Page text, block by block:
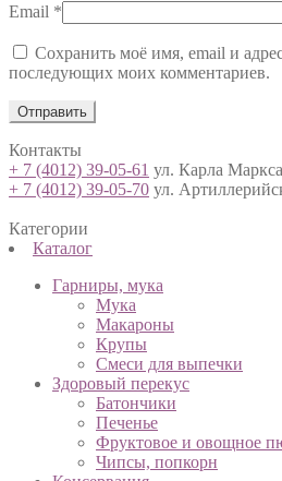
Email *
Сохранить моё имя, email и
последующих моих комментариев.
Контакты
+ 7 (4012) 39-05-61 ул. Карла
+ 7 (4012) 39-05-70 ул.
Категории
Каталог
Гарниры, мука
Мука
Макароны
Крупы
Смеси для выпечки
Здоровый перекус
Батончики
Печенье
Фруктовое и овощное
Чипсы, попкорн